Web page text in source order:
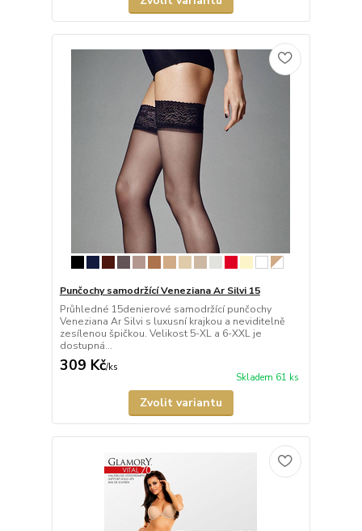
Punčochy samodržící Veneziana Ar Silvi 15
Průhledné 15denierové samodržící punčochy
Veneziana Ar Silvi s luxusní krajkou a neviditelně
zesílenou špičkou. Velikost 5-XL a 6-XXL je
dostupná...
309 Kč/ks
Skladem 61 ks
Zvolit variantu